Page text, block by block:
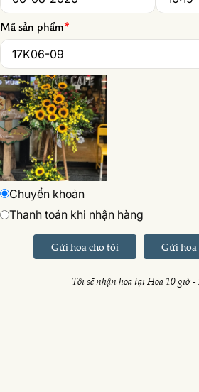
Mã sản phẩm*
Chuyển khoản
Thanh toán khi nhận hàng
Gửi hoa cho tôi Gửi
Tôi sẽ nhận hoa tại Hoa 10 giờ